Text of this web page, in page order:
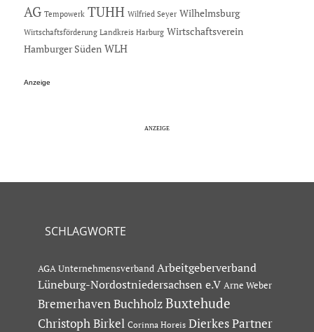
AG Tempowerk TUHH Wilfried Seyer Wilhelmsburg
Wirtschaftsförderung Landkreis Harburg Wirtschaftsverein
Hamburger Süden WLH
Anzeige
SCHLAGWORTE
AGA Unternehmensverband Arbeitgeberverband
Lüneburg-Nordostniedersachsen e.V Arne Weber
Bremerhaven Buchholz Buxtehude
Christoph Birkel Corinna Horeis Dierkes Partner